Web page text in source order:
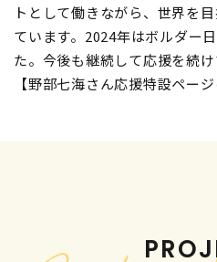
トとして働きながら、世界を
ています。2024年はボルダー
た。今後も継続して応援を続け
【野部七海さん応援特設ページ